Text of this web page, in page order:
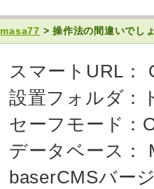
masa77 > 操作法の間違いでし
スマートURL：
設置フォルダ：
セーフモード：
データベース：
baserCMSバー